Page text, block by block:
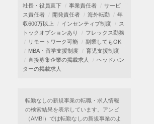
社長・役員直下
事業責任者
サービ
ス責任者
開発責任者 海外転勤
年
収600万以上
インセンティブ制度
ス
トックオプションあり
フレックス勤務
リモートワーク可能
副業してもOK
MBA・留学支援制度
育児支援制度
直接募集企業の掲載求人
ヘッドハン
ターの掲載求人
転勤なしの新規事業の転職・求人情報
の検索結果を表示しています。アンビ
（AMBI）では転勤なしの新規事業のよ